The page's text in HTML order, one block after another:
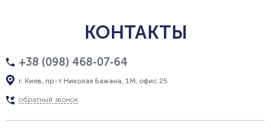
КОНТАКТЫ
+38 (098) 468-07-64
г. Киев, пр-т Николая Бажана, 1М, офис 25
обратный звонок